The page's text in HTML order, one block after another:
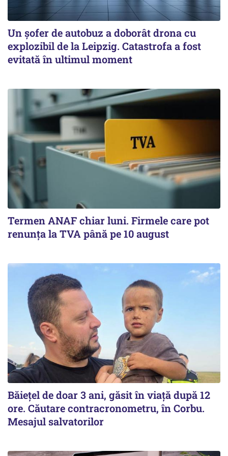
Un șofer de autobuz a doborât drona cu
explozibil de la Leipzig. Catastrofa a fost
evitată în ultimul moment
Termen ANAF chiar luni. Firmele care pot
renunța la TVA până pe 10 august
Băiețel de doar 3 ani, găsit în viață după 12
ore. Căutare contracronometru, în Corbu.
Mesajul salvatorilor